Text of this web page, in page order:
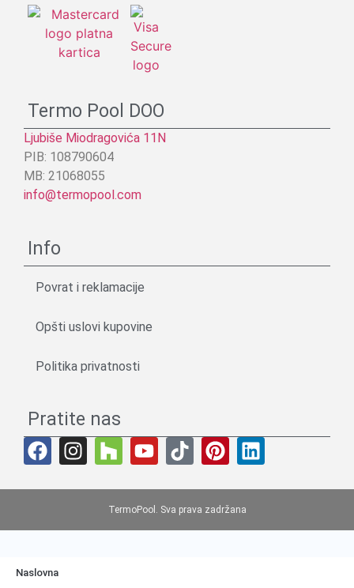
Termo Pool DOO
Ljubiše Miodragovića 11N
PIB: 108790604
MB: 21068055
info@termopool.com
Info
Povrat i reklamacije
Opšti uslovi kupovine
Politika privatnosti
Pratite nas
TermoPool. Sva prava zadržana
Naslovna